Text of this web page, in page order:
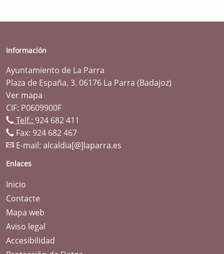
Información
Ayuntamiento de La Parra
Plaza de España, 3. 06176 La Parra (Badajoz)
Ver mapa
CIF: P0609900F
Telf.: 924 682 411
Fax: 924 682 467
E-mail: alcaldia[@]laparra.es
Enlaces
Inicio
Contacte
Mapa web
Aviso legal
Accesibilidad